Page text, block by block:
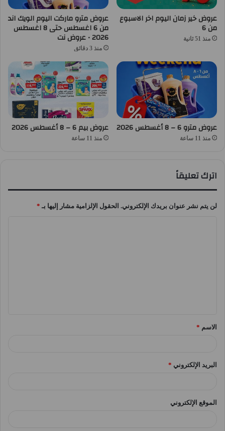
عروض خير زمان اليوم اخر الاسبوع
من 6
منذ 51 ثانية
عروض مترو ماركت اليوم الويك اند
من 6 اغسطس حتى 8 اغسطس
2026 • عروض نت
منذ 3 دقائق
عروض مترو 6 – 8 أغسطس 2026
منذ 11 ساعة
عروض بيم 6 – 8 أغسطس 2026
منذ 11 ساعة
اترك تعليقاً
لن يتم نشر عنوان بريدك الإلكتروني. الحقول الإلزامية مشار إليها بـ *
*الاسم *
البريد الإلكتروني *
الموقع الإلكتروني